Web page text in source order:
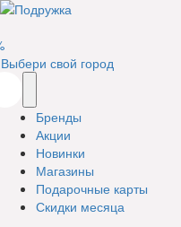
Выбери свой город
Бренды
Акции
Новинки
Магазины
Подарочные карты
Скидки месяца